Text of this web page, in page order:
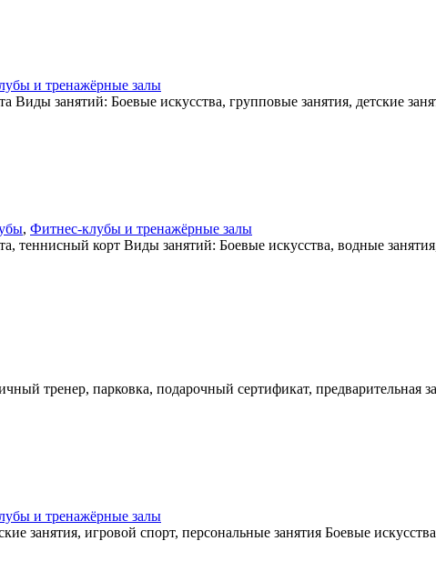
и тренажёрные залы
Виды занятий: Боевые искусства, групповые занятия, детские
, Фитнес-клубы и тренажёрные залы
теннисный корт Виды занятий: Боевые искусства, водные
тренер, парковка, подарочный сертификат,
и тренажёрные залы
занятия, игровой спорт, персональные занятия Боевые